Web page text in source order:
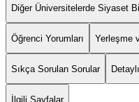
Diğer Üniversitelerde Siyaset
Öğrenci Yorumları Yerleşme
Sıkça Sorulan Sorular
İlgili Sayfalar